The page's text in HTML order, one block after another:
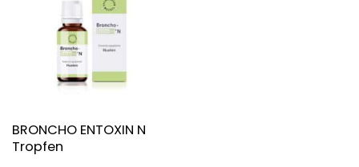
BRONCHO ENTOXIN N
Tropfen